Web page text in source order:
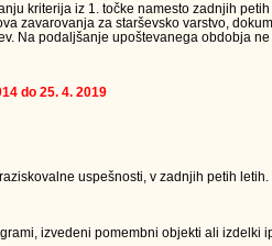
kriterija iz 1. točke namesto zadnjih
za starševsko varstvo,
Na podaljšanje upoštevanega obdobja
do 25. 4. 2019
uspešnosti, v zadnjih petih letih.
izvedeni pomembni objekti ali izdelki